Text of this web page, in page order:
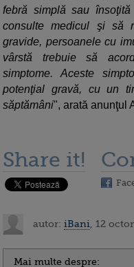
febră simplă sau
consulte medicul şi să
gravide, persoanele cu
vârstă trebuie să
simptome. Aceste
potenţial gravă, cu un
săptămâni", arată anunţul
Share it!
autor: iBani , 12
Mai multe despre: